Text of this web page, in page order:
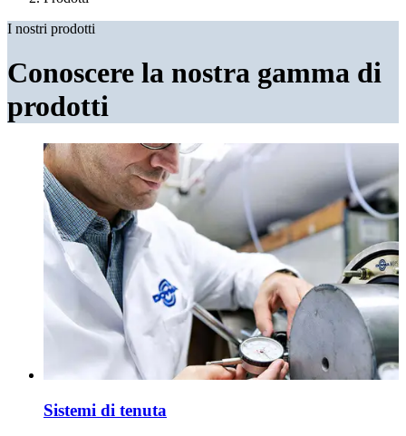
I nostri prodotti
Conoscere la nostra gamma di
prodotti
Sistemi di tenuta